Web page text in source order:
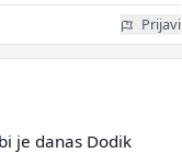
Prijavi
je danas Dodik